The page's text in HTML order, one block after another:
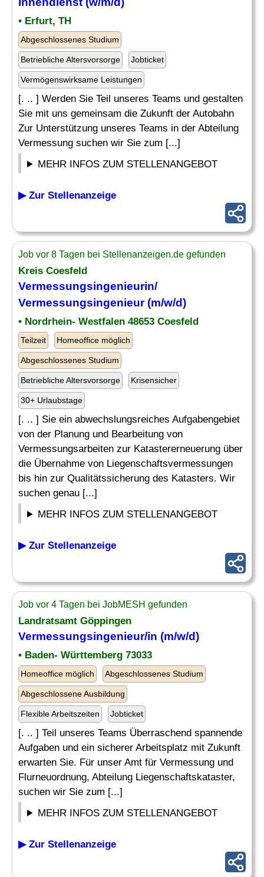
• Erfurt, TH
Abgeschlossenes Studium
Betriebliche Altersvorsorge Jobticket
Vermögenswirksame Leistungen
[. .. ] Werden Sie Teil unseres Teams und gestalten
Sie mit uns gemeinsam die Zukunft der Autobahn
Zur Unterstützung unseres Teams in der Abteilung
Vermessung suchen wir Sie zum [...]
MEHR INFOS ZUM STELLENANGEBOT
▶ Zur Stellenanzeige
Job vor 8 Tagen bei Stellenanzeigen.de gefunden
Kreis Coesfeld
Vermessungsingenieurin/
Vermessungsingenieur(m/w/d)
• Nordrhein- Westfalen 48653 Coesfeld
Teilzeit Homeoffice möglich
Abgeschlossenes Studium
Betriebliche Altersvorsorge Krisensicher
30+ Urlaubstage
[. .. ] Sie ein abwechslungsreiches Aufgabengebiet
von der Planung und Bearbeitung von
Vermessungsarbeiten zur Katastererneuerung über
die Übernahme von Liegenschaftsvermessungen
bis hin zur Qualitätssicherung des Katasters. Wir
suchen genau [...]
MEHR INFOS ZUM STELLENANGEBOT
▶ Zur Stellenanzeige
Job vor 4 Tagen bei JobMESH gefunden
Landratsamt Göppingen
Vermessungsingenieur/in (m/w/d)
• Baden- Württemberg 73033
Homeoffice möglich Abgeschlossenes Studium
Abgeschlossene Ausbildung
Flexible Arbeitszeiten Jobticket
[. .. ] Teil unseres Teams Überraschend spannende
Aufgaben und ein sicherer Arbeitsplatz mit Zukunft
erwarten Sie. Für unser Amt für Vermessung und
Flurneuordnung, Abteilung Liegenschaftskataster,
suchen wir Sie zum [...]
MEHR INFOS ZUM STELLENANGEBOT
▶ Zur Stellenanzeige